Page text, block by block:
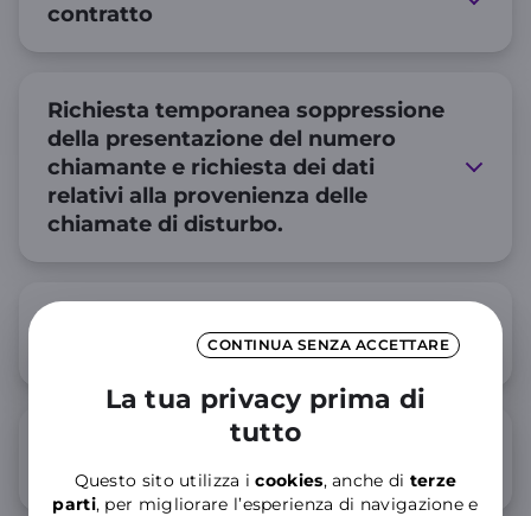
CONTINUA SENZA ACCETTARE
La tua privacy prima di
tutto
Questo sito utilizza icookies, anche di terze
parti, per migliorare l’esperienza di navigazione e
contratto
Richiesta temporanea soppressione
della presentazione del numero
chiamante e richiesta dei dati
relativi alla provenienza delle
chiamate di disturbo.
numeri chiamati
Richiesta Addebito del Conto
Telefonico su Conto Corrente